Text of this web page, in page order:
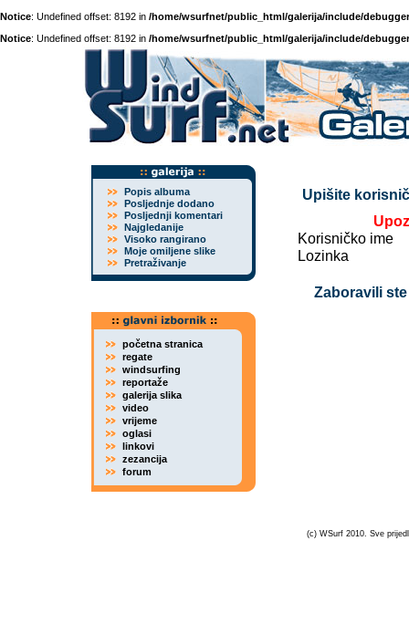
Notice: Undefined offset: 8192 in /home/wsurfnet/public_html/galerija/include/
Notice: Undefined offset: 8192 in /home/wsurfnet/public_html/galerija/include/
Popis albuma
Posljednje dodano
Posljednji komentari
Najgledanije
Visoko rangirano
Moje omiljene slike
Pretraživanje
početna stranica
regate
windsurfing
reportaže
galerija slika
video
vrijeme
oglasi
linkovi
zezancija
forum
Upišite
Korisničko ime
Lozinka
Zaboravili
(c) WSurf 2010. Sve